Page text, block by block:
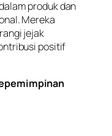
produk dan
Mereka
jejak
positif